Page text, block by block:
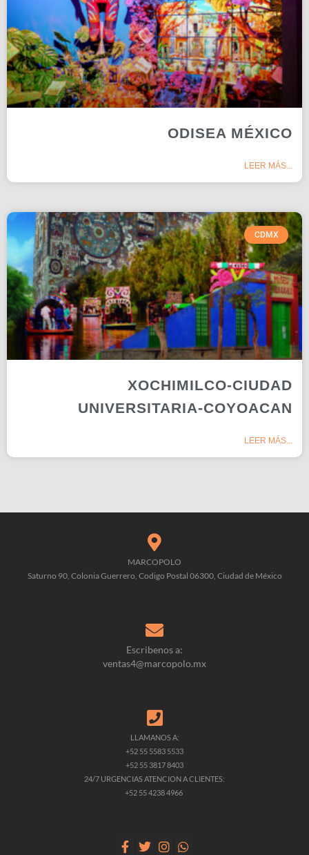
ODISEA MÉXICO
LEER MÁS...
CDMX
XOCHIMILCO-CIUDAD
UNIVERSITARIA-COYOACAN
LEER MÁS...
MARCOPOLO
Saturno 90, Colonia Guerrero, Codigo Postal 06300, Ciudad de México
Escribenos a:
ventas4@marcopolo.mx
LLAMANOS A:
+52 55 5583 5533
+52 55 3817 8403
24/7 URGENCIAS ATENCION A CLIENTES:
+52 55 4238 4966